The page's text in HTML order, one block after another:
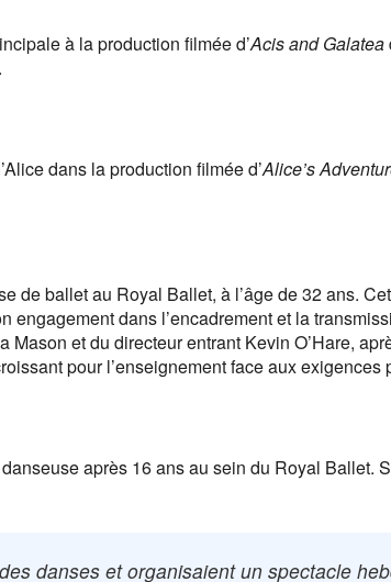
à la production filmée d’Acis and Galatea
dans la production filmée d’Alice’s
de ballet au Royal Ballet, à l’âge de 32 ans.
engagement dans l’encadrement et la
et du directeur entrant Kevin O’Hare,
pour l’enseignement face aux exigences
après 16 ans au sein du Royal Ballet.
danses et organisaient un spectacle